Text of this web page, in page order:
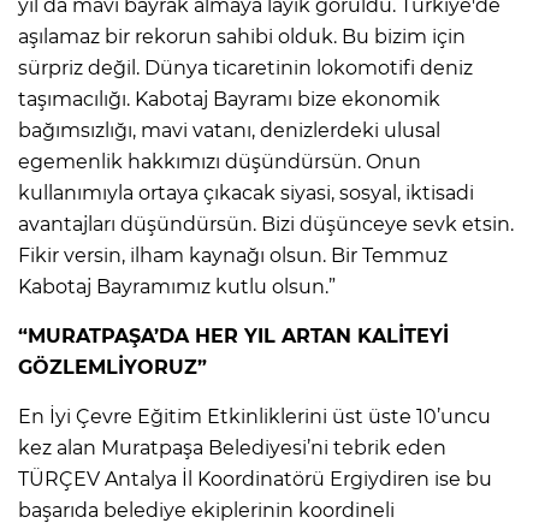
yıl da mavi bayrak almaya layık görüldü. Türkiye'de
aşılamaz bir rekorun sahibi olduk. Bu bizim için
sürpriz değil. Dünya ticaretinin lokomotifi deniz
taşımacılığı. Kabotaj Bayramı bize ekonomik
bağımsızlığı, mavi vatanı, denizlerdeki ulusal
egemenlik hakkımızı düşündürsün. Onun
kullanımıyla ortaya çıkacak siyasi, sosyal, iktisadi
avantajları düşündürsün. Bizi düşünceye sevk etsin.
Fikir versin, ilham kaynağı olsun. Bir Temmuz
Kabotaj Bayramımız kutlu olsun.”
“MURATPAŞA’DA HER YIL ARTAN KALİTEYİ
GÖZLEMLİYORUZ”
En İyi Çevre Eğitim Etkinliklerini üst üste 10’uncu
kez alan Muratpaşa Belediyesi’ni tebrik eden
TÜRÇEV Antalya İl Koordinatörü Ergiydiren ise bu
başarıda belediye ekiplerinin koordineli